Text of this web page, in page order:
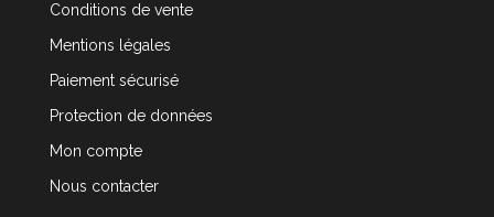
Conditions de vente
Mentions légales
Paiement sécurisé
Protection de données
Mon compte
Nous contacter